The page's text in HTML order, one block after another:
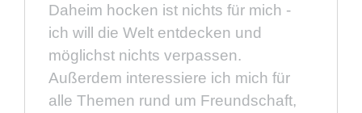
Daheim hocken ist nichts für mich -
ich will die Welt entdecken und
möglichst nichts verpassen.
Außerdem interessiere ich mich für
alle Themen rund um Freundschaft,